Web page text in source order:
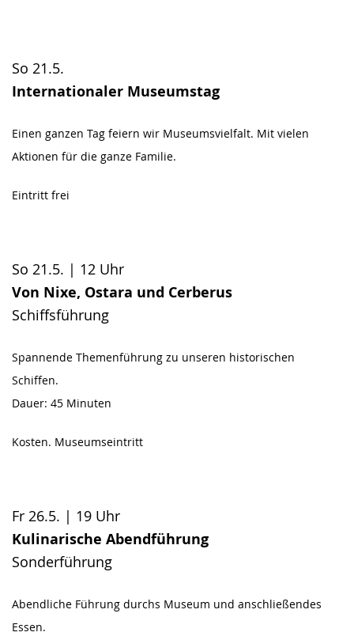
So 21.5.
Internationaler Museumstag
Einen ganzen Tag feiern wir Museumsvielfalt. Mit vielen
Aktionen für die ganze Familie.
Eintritt frei
So 21.5. | 12 Uhr
Von Nixe, Ostara und Cerberus
Schiffsführung
Spannende Themenführung zu unseren historischen
Schiffen.
Dauer: 45 Minuten
Kosten. Museumseintritt
Fr 26.5. | 19 Uhr
Kulinarische Abendführung
Sonderführung
Abendliche Führung durchs Museum und anschließendes
Essen.